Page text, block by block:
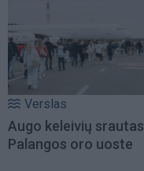
Verslas
Augo keleivių srautas
Palangos oro uoste